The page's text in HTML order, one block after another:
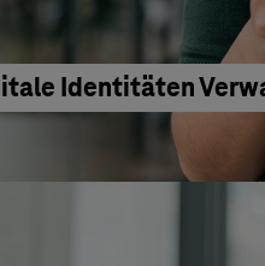
Identitäten